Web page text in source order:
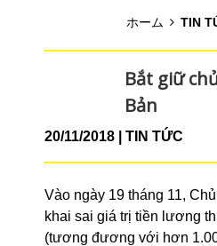
ホーム TIN
Bắt giữ
Bản
20/11/2018 TIN TỨC
Vào ngày 19 tháng 11,
khai sai giá trị tiền lương
(tương đương với hơn